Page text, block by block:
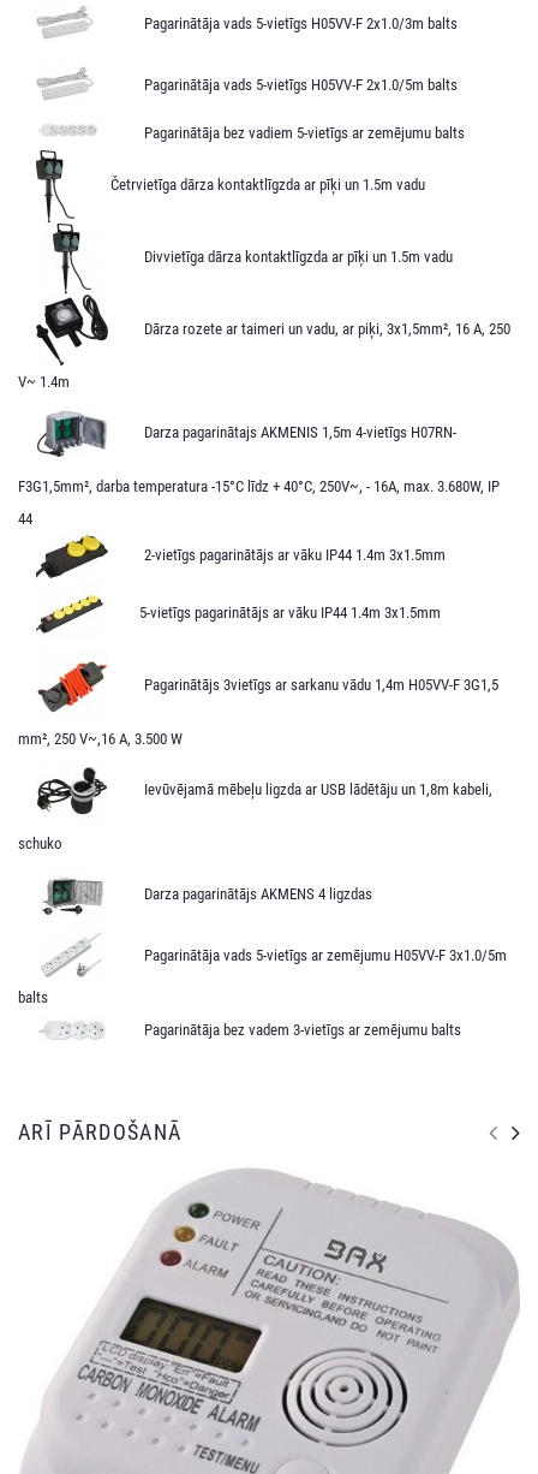
Pagarinātāja vads 5-vietīgs H05VV-F 2x1.0/3m balts
Pagarinātāja vads 5-vietīgs H05VV-F 2x1.0/5m balts
Pagarinātāja bez vadiem 5-vietīgs ar zemējumu balts
Četrvietīga dārza kontaktlīgzda ar pīķi un 1.5m vadu
Divvietīga dārza kontaktlīgzda ar pīķi un 1.5m vadu
Dārza rozete ar taimeri un vadu, ar piķi, 3x1,5mm², 16 A, 250
V~ 1.4m
Darza pagarinātajs AKMENIS 1,5m 4-vietīgs H07RN-
F3G1,5mm², darba temperatura -15°C līdz + 40°C, 250V~, - 16A, max. 3.680W, IP
44
2-vietīgs pagarinātājs ar vāku IP44 1.4m 3x1.5mm
5-vietīgs pagarinātājs ar vāku IP44 1.4m 3x1.5mm
Pagarinātājs 3vietīgs ar sarkanu vādu 1,4m H05VV-F 3G1,5
mm², 250 V~,16 A, 3.500 W
Ievūvējamā mēbeļu ligzda ar USB lādētāju un 1,8m kabeli,
schuko
Darza pagarinātājs AKMENS 4 ligzdas
Pagarinātāja vads 5-vietīgs ar zemējumu H05VV-F 3x1.0/5m
balts
Pagarinātāja bez vadem 3-vietīgs ar zemējumu balts
ARĪ PĀRDOŠANĀ